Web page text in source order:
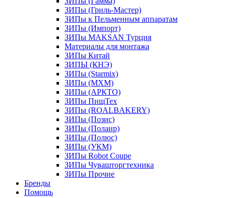
ЗИПы (Гриль-Мастер)
ЗИПы к Пельменным аппаратам
ЗИПы (Импорт)
ЗИПы MAKSAN Турция
Материалы для монтажа
ЗИПы Китай
ЗИПЫ (КНЭ)
ЗИПы (Starmix)
ЗИПы (МХМ)
ЗИПы (АРКТО)
ЗИПы ПищТех
ЗИПы (ROALBAKERY)
ЗИПы (Позис)
ЗИПы (Полаир)
ЗИПы (Полюс)
ЗИПы (УКМ)
ЗИПы Robot Coupe
ЗИПы Чувашторгтехника
ЗИПы Прочие
Бренды
Помощь